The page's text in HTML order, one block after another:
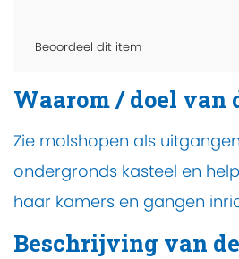
Beoordeel dit item
Waarom / doel
Zie molshopen als
ondergronds kasteel en
haar kamers en gangen
Beschrijving van